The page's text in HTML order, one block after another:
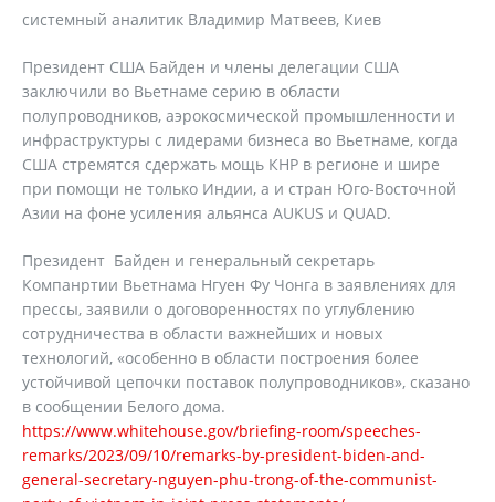
cистемный аналитик Владимир Матвеев, Киев
Президент США Байден и члены делегации США
заключили во Вьетнаме серию в области
полупроводников, аэрокосмической промышленности и
инфраструктуры с лидерами бизнеса во Вьетнаме, когда
США стремятся сдержать мощь КНР в регионе и шире
при помощи не только Индии, а и стран Юго-Восточной
Азии на фоне усиления альянса AUKUS и QUAD.
Президент Байден и генеральный секретарь
Компанртии Вьетнама Нгуен Фу Чонга в заявлениях для
прессы, заявили о договоренностях по углублению
сотрудничества в области важнейших и новых
технологий, «особенно в области построения более
устойчивой цепочки поставок полупроводников», сказано
в сообщении Белого дома.
https://www.whitehouse.gov/briefing-room/speeches-
remarks/2023/09/10/remarks-by-president-biden-and-
general-secretary-nguyen-phu-trong-of-the-communist-